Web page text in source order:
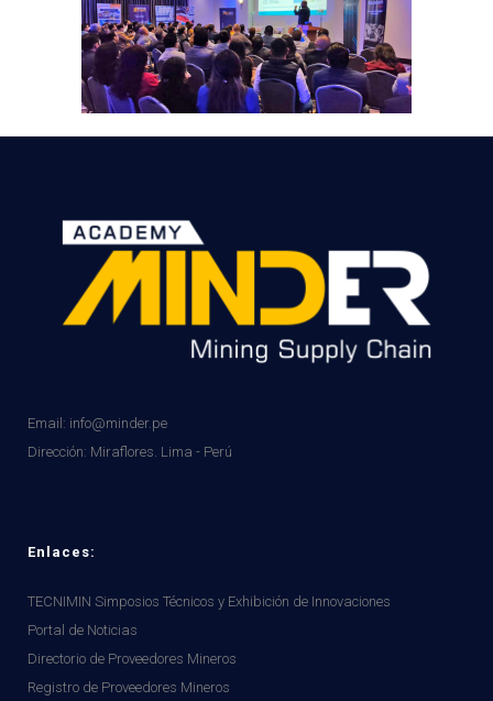
Email: info@minder.pe
Dirección: Miraflores. Lima - Perú
Enlaces:
TECNIMIN Simposios Técnicos y Exhibición de Innovaciones
Portal de Noticias
Directorio de Proveedores Mineros
Registro de Proveedores Mineros